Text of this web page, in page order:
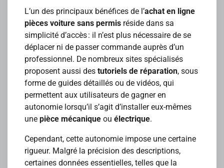
L’un des principaux bénéfices de l’achat en ligne
pièces voiture sans permis réside dans sa
simplicité d’accès : il n’est plus nécessaire de se
déplacer ni de passer commande auprès d’un
professionnel. De nombreux sites spécialisés
proposent aussi destutoriels de réparation, sous
forme de guides détaillés ou de vidéos, qui
permettent aux utilisateurs de gagner en
autonomie lorsqu’il s’agit d’installer eux-mêmes
unepièce mécanique ouélectrique.
Cependant, cette autonomie impose une certaine
rigueur. Malgré la précision des descriptions,
certaines données essentielles, telles que la